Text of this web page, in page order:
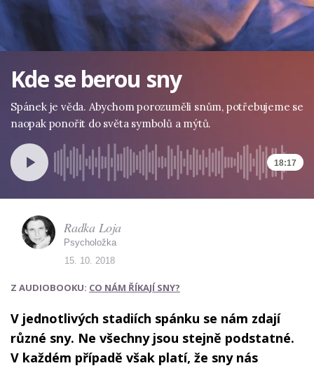
Kde se berou sny
Spánek je věda. Abychom porozuměli snům, potřebujeme se
naopak ponořit do světa symbolů a mýtů.
18:17
Z AUDIOBOOKU: CO NÁM ŘÍKAJÍ SNY?
V jednotlivých stadiích spánku se nám zdají
různé sny. Ne všechny jsou stejně podstatné.
V každém případě však platí, že sny nás
Radka Loja
Psycholožka
15. 10. 2018